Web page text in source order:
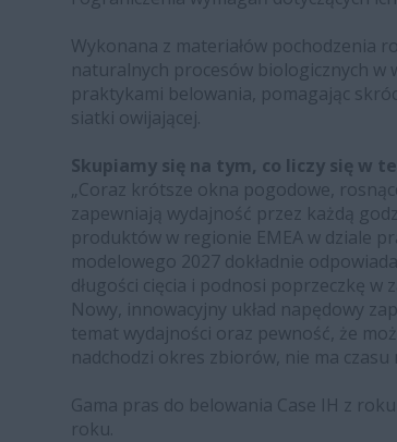
Wykonana z materiałów pochodzenia
naturalnych procesów biologicznych w
praktykami belowania, pomagając
siatki owijającej.
Skupiamy się na tym, co liczy się w
„Coraz krótsze okna pogodowe,
zapewniają wydajność przez każdą
produktów w regionie EMEA w dziale
modelowego 2027 dokładnie
długości cięcia i podnosi poprzeczkę
Nowy, innowacyjny układ napędowy
temat wydajności oraz pewność, że
nadchodzi okres zbiorów, nie ma czasu
Gama pras do belowania Case IH z
roku.